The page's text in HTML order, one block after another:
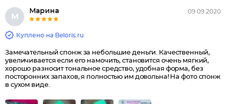
М
Марина 09.09.2020
Куплено на Beloris.ru
Замечательный спонж за небольшие деньги. Качественный,
увеличивается если его намочить, становится очень мягкий,
хорошо разносит тональное средство, удобная форма, без
посторонних запахов, я полностью им довольна! На фото спонж
в сухом виде.